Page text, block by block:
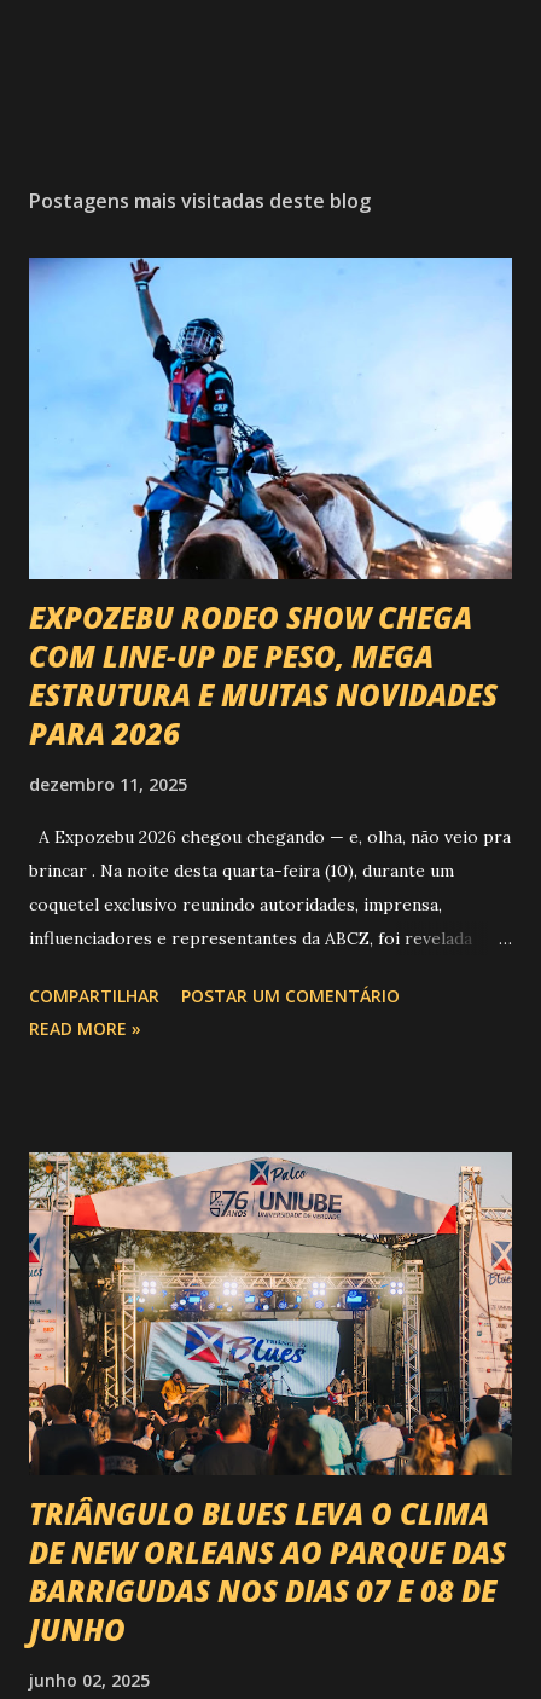
Postagens mais visitadas deste blog
EXPOZEBU RODEO SHOW CHEGA
COM LINE-UP DE PESO, MEGA
ESTRUTURA E MUITAS NOVIDADES
PARA 2026
dezembro 11, 2025
A Expozebu 2026 chegou chegando — e, olha, não veio pra
brincar . Na noite desta quarta-feira (10), durante um
coquetel exclusivo reunindo autoridades, imprensa,
influenciadores e representantes da ABCZ, foi revelada
festa : a chegada do Campeonato de Montarias em Touros
do Circuito Rancho Primavera (CRP) , a maior companhia de
impacto é tão grande que o evento até mudou de nome:
agora é Expozebu Rodeo Shows . E não para por aí. Foto:
@circuitoranchoprimavera 🎤 LINE-UP NACIONAL QUE
VAI ESTREMECER O PARQUE Serão quatro noites , entre
24, 25, 30 de abril e 02 de maio , com oito atrações gigantes
da música brasileira , contemplando sertanejo, forró,
piseiro e sofrência nível hard: Gusttavo Lima Leonardo
Natanzinho Lima Jads & ...
COMPARTILHAR
POSTAR UM COMENTÁRIO
READ MORE »
TRIÂNGULO BLUES LEVA O CLIMA
DE NEW ORLEANS AO PARQUE DAS
BARRIGUDAS NOS DIAS 07 E 08 DE
JUNHO
junho 02, 2025